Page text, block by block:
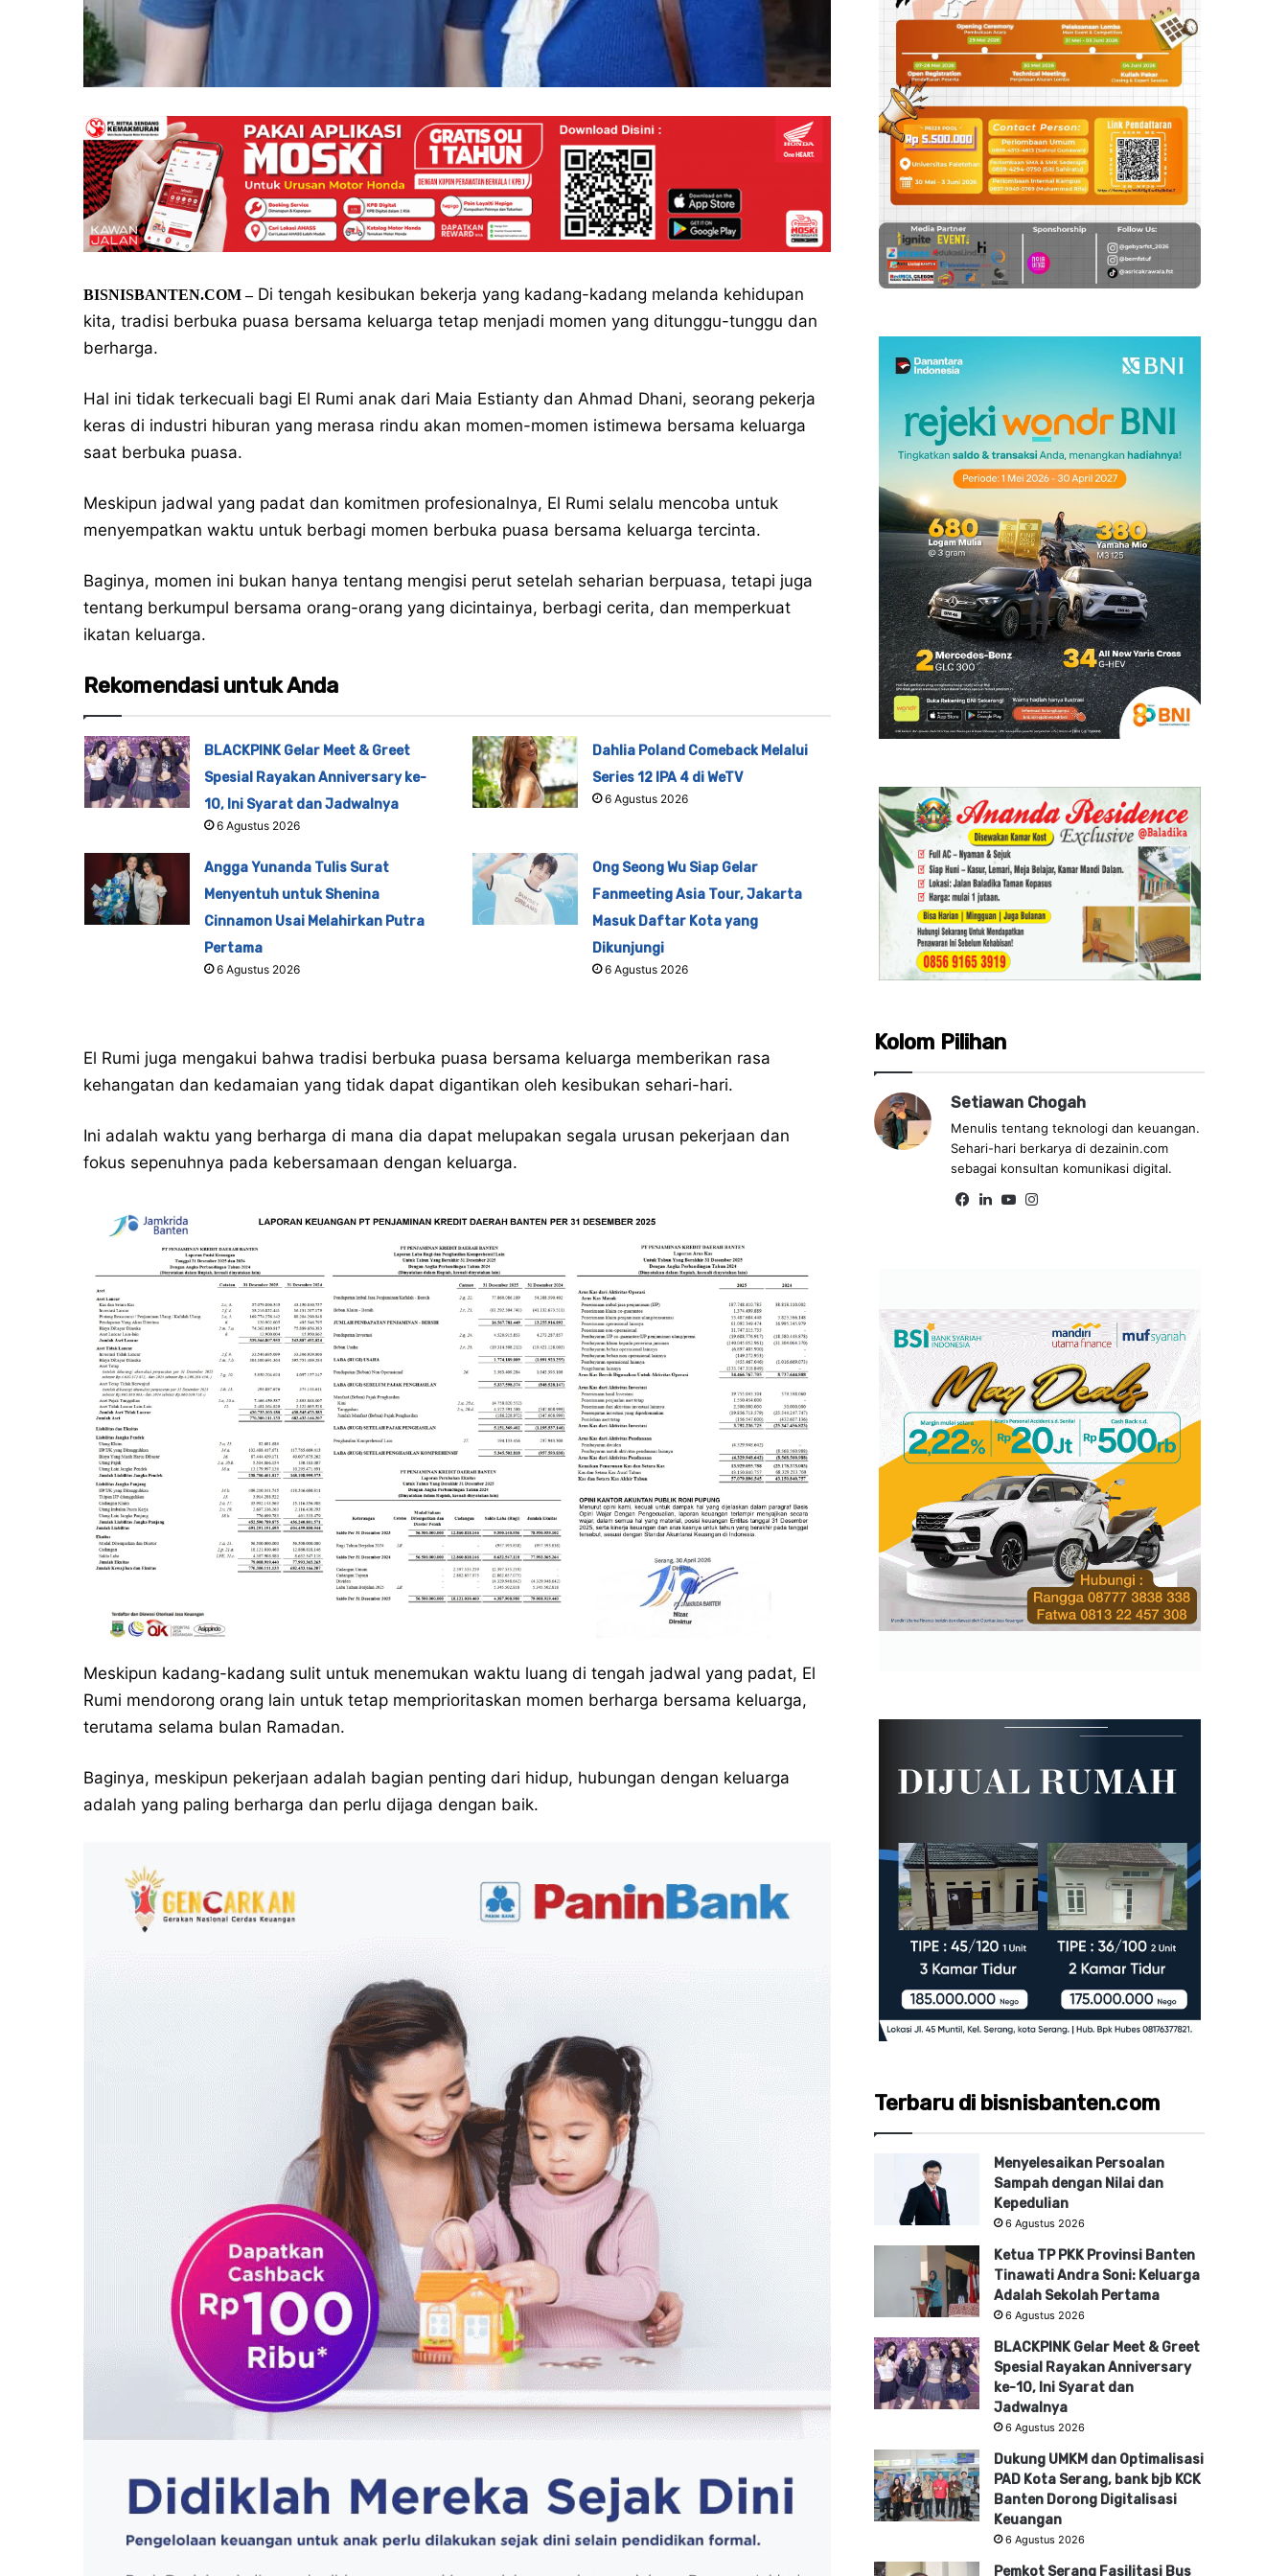
BISNISBANTEN.COM –Di tengah kesibukan bekerja yang kadang-kadang melanda kehidupan
kita, tradisi berbuka puasa bersama keluarga tetap menjadi momen yang ditunggu-tunggu dan
berharga.
Hal ini tidak terkecuali bagi El Rumi anak dari Maia Estianty dan Ahmad Dhani, seorang pekerja
keras di industri hiburan yang merasa rindu akan momen-momen istimewa bersama keluarga
saat berbuka puasa.
Meskipun jadwal yang padat dan komitmen profesionalnya, El Rumi selalu mencoba untuk
menyempatkan waktu untuk berbagi momen berbuka puasa bersama keluarga tercinta.
Baginya, momen ini bukan hanya tentang mengisi perut setelah seharian berpuasa, tetapi juga
tentang berkumpul bersama orang-orang yang dicintainya, berbagi cerita, dan memperkuat
ikatan keluarga.
Rekomendasi untuk Anda
BLACKPINK Gelar Meet & Greet
Spesial Rayakan Anniversary ke-
10, Ini Syarat dan Jadwalnya
6 Agustus 2026
Dahlia Poland Comeback Melalui
Series 12 IPA 4 di WeTV
6 Agustus 2026
Angga Yunanda Tulis Surat
Menyentuh untuk Shenina
Cinnamon Usai Melahirkan Putra
Pertama
6 Agustus 2026
Ong Seong Wu Siap Gelar
Fanmeeting Asia Tour, Jakarta
Masuk Daftar Kota yang
Dikunjungi
6 Agustus 2026
El Rumi juga mengakui bahwa tradisi berbuka puasa bersama keluarga memberikan rasa
kehangatan dan kedamaian yang tidak dapat digantikan oleh kesibukan sehari-hari.
Ini adalah waktu yang berharga di mana dia dapat melupakan segala urusan pekerjaan dan
fokus sepenuhnya pada kebersamaan dengan keluarga.
Meskipun kadang-kadang sulit untuk menemukan waktu luang di tengah jadwal yang padat, El
Rumi mendorong orang lain untuk tetap memprioritaskan momen berharga bersama keluarga,
terutama selama bulan Ramadan.
Baginya, meskipun pekerjaan adalah bagian penting dari hidup, hubungan dengan keluarga
adalah yang paling berharga dan perlu dijaga dengan baik.
Kolom Pilihan
Setiawan Chogah
Menulis tentang teknologi dan keuangan.
Sehari-hari berkarya di dezainin.com
sebagai konsultan komunikasi digital.
Fa Lin Yo
Terbaru di bisnisbanten.com
Menyelesaikan Persoalan
Sampah dengan Nilai dan
Kepedulian
6 Agustus 2026
Ketua TP PKK Provinsi Banten
Tinawati Andra Soni: Keluarga
Adalah Sekolah Pertama
6 Agustus 2026
BLACKPINK Gelar Meet & Greet
Spesial Rayakan Anniversary
ke-10, Ini Syarat dan
Jadwalnya
6 Agustus 2026
Dukung UMKM dan Optimalisasi
PAD Kota Serang, bank bjb KCK
Banten Dorong Digitalisasi
Keuangan
6 Agustus 2026
Pemkot Serang Fasilitasi Bus